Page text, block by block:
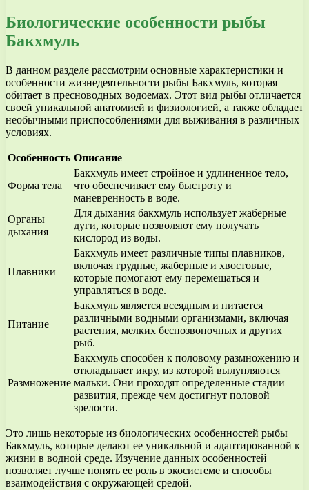
Биологические особенности рыбы
Бакхмуль
В данном разделе рассмотрим основные характеристики и
особенности жизнедеятельности рыбы Бакхмуль, которая
обитает в пресноводных водоемах. Этот вид рыбы отличается
своей уникальной анатомией и физиологией, а также обладает
необычными приспособлениями для выживания в различных
условиях.
Особенность Описание
Форма тела
Бакхмуль имеет стройное и удлиненное тело,
что обеспечивает ему быстроту и
маневренность в воде.
Органы
дыхания
Для дыхания бакхмуль использует жаберные
дуги, которые позволяют ему получать
кислород из воды.
Плавники
Бакхмуль имеет различные типы плавников,
включая грудные, жаберные и хвостовые,
которые помогают ему перемещаться и
управляться в воде.
Питание
Бакхмуль является всеядным и питается
различными водными организмами, включая
растения, мелких беспозвоночных и других
рыб.
Размножение
Бакхмуль способен к половому размножению и
откладывает икру, из которой вылупляются
мальки. Они проходят определенные стадии
развития, прежде чем достигнут половой
зрелости.
Это лишь некоторые из биологических особенностей рыбы
Бакхмуль, которые делают ее уникальной и адаптированной к
жизни в водной среде. Изучение данных особенностей
позволяет лучше понять ее роль в экосистеме и способы
взаимодействия с окружающей средой.